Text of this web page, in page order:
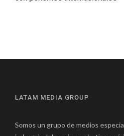
LATAM MEDIA GROUP
Somos un grupo de medios